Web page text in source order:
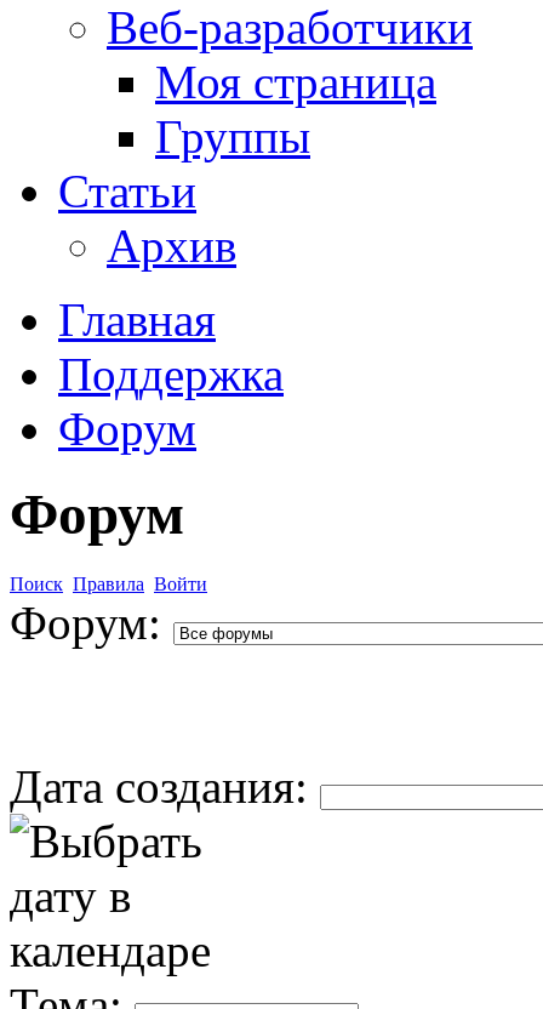
Веб-разработчики
Моя страница
Группы
Статьи
Архив
Главная
Поддержка
Форум
Форум
Поиск Правила Войти
Форум:
Дата создания: